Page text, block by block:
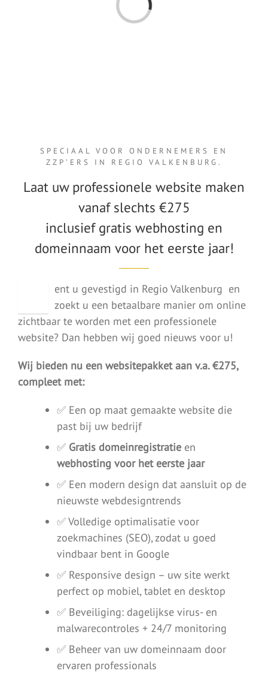
SPECIAAL VOOR ONDERNEMERS EN
ZZP’ERS IN REGIO VALKENBURG.
Laat uw professionele website maken
vanaf slechts €275
inclusief gratis webhosting en
domeinnaam voor het eerste jaar!
ent u gevestigd in Regio Valkenburg en
zoekt u een betaalbare manier om online
zichtbaar te worden met een professionele
website? Dan hebben wij goed nieuws voor u!
Wij bieden nu een websitepakket aan v.a. €275,
compleet met:
✅ Een op maat gemaakte website die
past bij uw bedrijf
✅ Gratis domeinregistratie en
webhosting voor het eerste jaar
✅ Een modern design dat aansluit op de
nieuwste webdesigntrends
✅ Volledige optimalisatie voor
zoekmachines (SEO), zodat u goed
vindbaar bent in Google
✅ Responsive design – uw site werkt
perfect op mobiel, tablet en desktop
✅ Beveiliging: dagelijkse virus- en
malwarecontroles + 24/7 monitoring
✅ Beheer van uw domeinnaam door
ervaren professionals